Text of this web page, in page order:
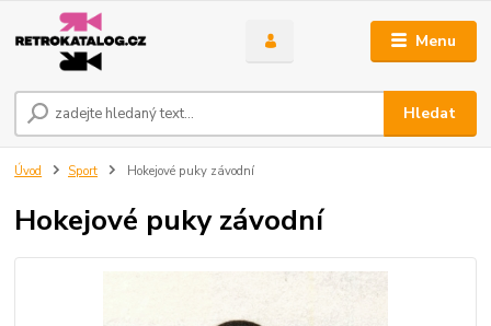
Menu
Hledat
Úvod Sport Hokejové puky závodní
Hokejové puky závodní